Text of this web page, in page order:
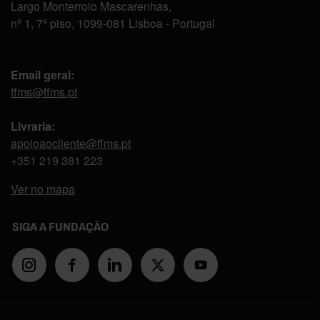
Largo Monterroio Mascarenhas,
nº 1, 7º piso, 1099-081 Lisboa - Portugal
Email geral:
ffms@ffms.pt
Livraria:
apoioaocliente@ffms.pt
+351 219 381 223
Ver no mapa
SIGA A FUNDAÇÃO